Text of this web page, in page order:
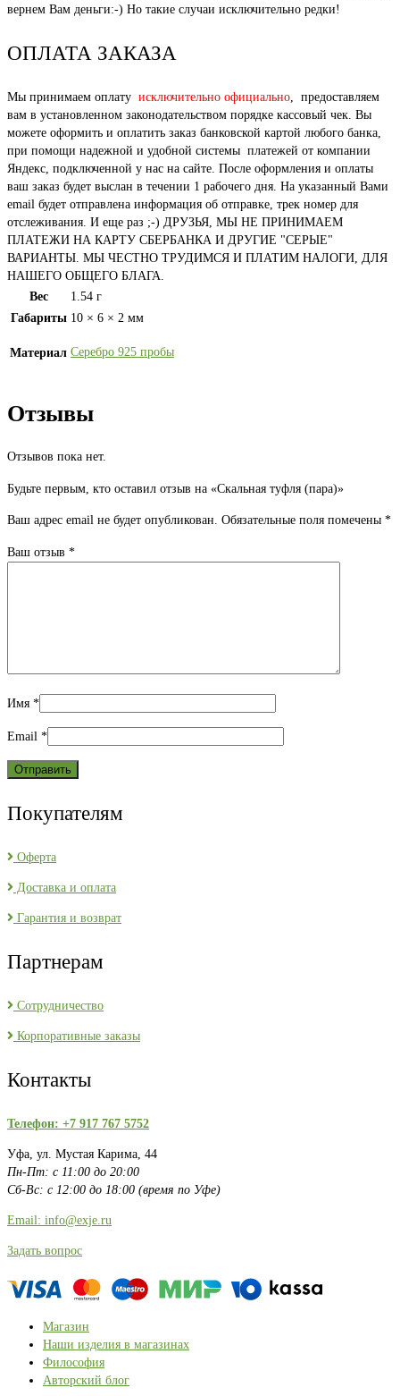
вернем Вам деньги:-) Но такие случаи исключительно редки!
ОПЛАТА ЗАКАЗА
Мы принимаем оплату исключительно официально, предоставляем
вам в установленном законодательством порядке кассовый чек. Вы
можете оформить и оплатить заказ банковской картой любого банка,
при помощи надежной и удобной системы платежей от компании
Яндекс, подключенной у нас на сайте. После оформления и оплаты
ваш заказ будет выслан в течении 1 рабочего дня. На указанный Вами
email будет отправлена информация об отправке, трек номер для
отслеживания. И еще раз ;-) ДРУЗЬЯ, МЫ НЕ ПРИНИМАЕМ
ПЛАТЕЖИ НА КАРТУ СБЕРБАНКА И ДРУГИЕ "СЕРЫЕ"
ВАРИАНТЫ. МЫ ЧЕСТНО ТРУДИМСЯ И ПЛАТИМ НАЛОГИ, ДЛЯ
НАШЕГО ОБЩЕГО БЛАГА.
Вес
1.54 г
Габариты 10 × 6 × 2 мм
Материал Серебро 925 пробы
Отзывы
Отзывов пока нет.
Будьте первым, кто оставил отзыв на «Скальная туфля (пара)»
Ваш адрес email не будет опубликован. Обязательные поля помечены *
Ваш отзыв *
Имя *
Email *
Покупателям
Оферта
Доставка и оплата
Гарантия и возврат
Партнерам
Сотрудничество
Корпоративные заказы
Контакты
Телефон: +7 917 767 5752
Уфа, ул. Мустая Карима, 44
Пн-Пт: с 11:00 до 20:00
Сб-Вс: с 12:00 до 18:00 (время по Уфе)
Email: info@exje.ru
Задать вопрос
Магазин
Наши изделия в магазинах
Философия
Авторский блог